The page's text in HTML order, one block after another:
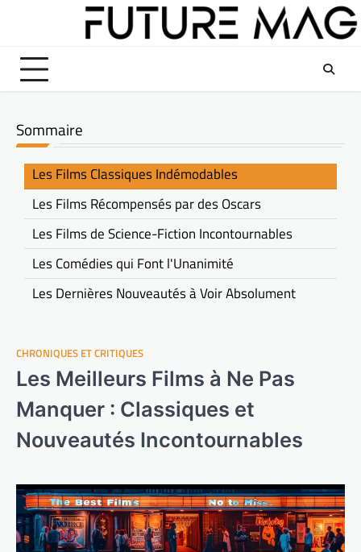
CHRONIQUES ET CRITIQUES
Les Meilleurs Films à Ne Pas
Manquer : Classiques et
Nouveautés Incontournables
Sommaire
Les Films Classiques Indémodables
Les Films Récompensés par des Oscars
Les Films de Science-Fiction Incontournables
Les Comédies qui Font l'Unanimité
Les Dernières Nouveautés à Voir Absolument